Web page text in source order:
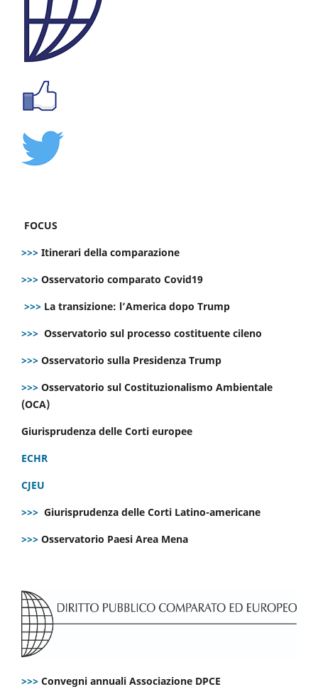
FOCUS
>>> Itinerari della comparazione
>>> Osservatorio comparato Covid19
>>> La transizione: l’America dopo Trump
>>> Osservatorio sul processo costituente cileno
>>> Osservatorio sulla Presidenza Trump
>>> Osservatorio sul Costituzionalismo Ambientale
(OCA)
Giurisprudenza delle Corti europee
ECHR
CJEU
>>> Giurisprudenza delle Corti Latino-americane
>>> Osservatorio Paesi Area Mena
>>> Convegni annuali Associazione DPCE